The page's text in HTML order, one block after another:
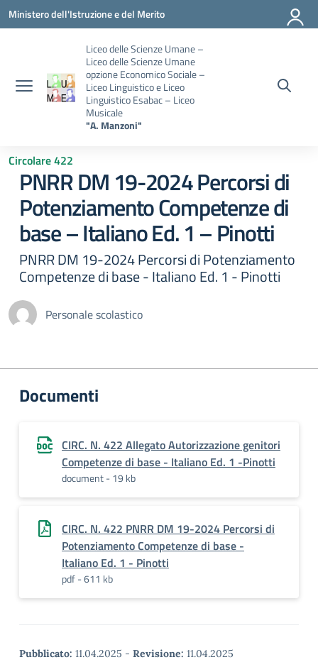
Vai ai contenuti
Vai al menu di navigazione
Vai al footer
Ministero dell'Istruzione e del Merito
Liceo delle Scienze Umane –
Liceo delle Scienze Umane
opzione Economico Sociale –
Liceo Linguistico e Liceo
Linguistico Esabac – Liceo
Musicale
"A. Manzoni"
Circolare 422
PNRR DM 19-2024 Percorsi di
Potenziamento Competenze di
base – Italiano Ed. 1 – Pinotti
PNRR DM 19-2024 Percorsi di Potenziamento
Competenze di base - Italiano Ed. 1 - Pinotti
Personale scolastico
Documenti
CIRC. N. 422 Allegato Autorizzazione genitori
Competenze di base - Italiano Ed. 1 -Pinotti
document - 19 kb
CIRC. N. 422 PNRR DM 19-2024 Percorsi di
Potenziamento Competenze di base -
Italiano Ed. 1 - Pinotti
pdf - 611 kb
Pubblicato: 11.04.2025 - Revisione: 11.04.2025